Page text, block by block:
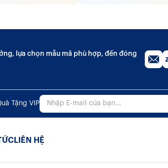
lựa chọn mẫu mã phù hợp, đến đóng
Tặng VIP
LIÊN HỆ